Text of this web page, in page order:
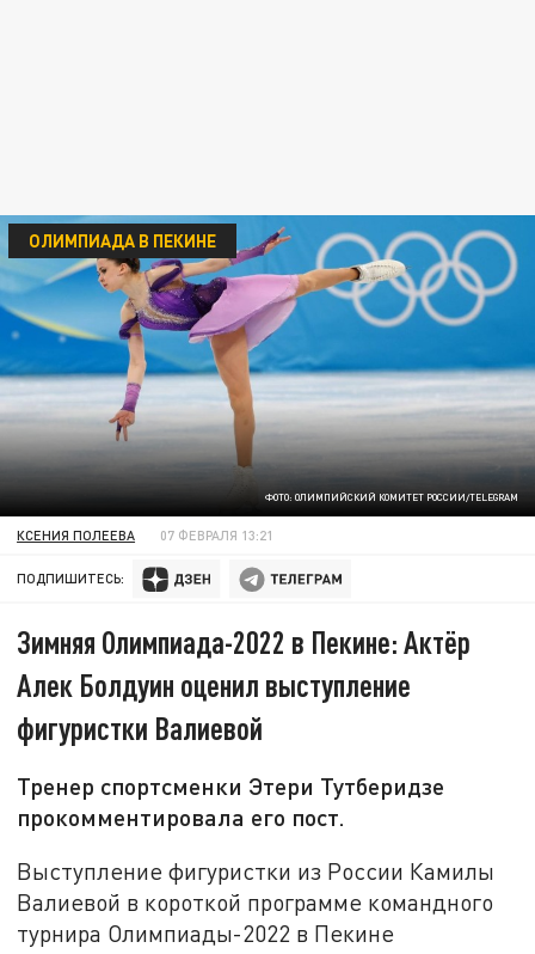
ФОТО: ОЛИМПИЙСКИЙ КОМИТЕТ РОССИИ/TELEGRAM
ОЛИМПИАДА В ПЕКИНЕ
КСЕНИЯ ПОЛЕЕВА 07 ФЕВРАЛЯ 13:21
ПОДПИШИТЕСЬ:
Зимняя Олимпиада-2022 в Пекине: Актёр
Алек Болдуин оценил выступление
фигуристки Валиевой
Тренер спортсменки Этери Тутберидзе
прокомментировала его пост.
Выступление фигуристки из России Камилы
Валиевой в короткой программе командного
турнира Олимпиады-2022 в Пекине